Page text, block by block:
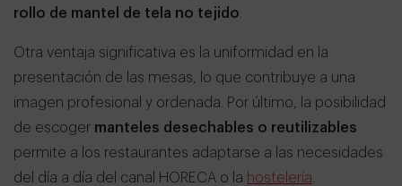
rollo de mantel de tela no tejido
Otra ventaja significativa es la uniformidad en la
presentación de las mesas, lo que contribuye a una
imagen profesional y ordenada. Por último, la posibilidad
de escoger manteles desechables o reutilizables
permite a los restaurantes adaptarse a las necesidades
del día a día del canal HORECA o la hostelería